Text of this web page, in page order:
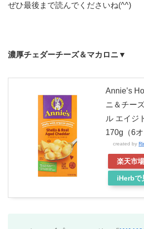
ぜひ最後まで読んでくださいね(^^)
濃厚チェダーチーズ＆マカロニ▼
Annie’s
ニ＆チー
ル エイジ
170g（6オ
created by
楽天市場
iHerbで